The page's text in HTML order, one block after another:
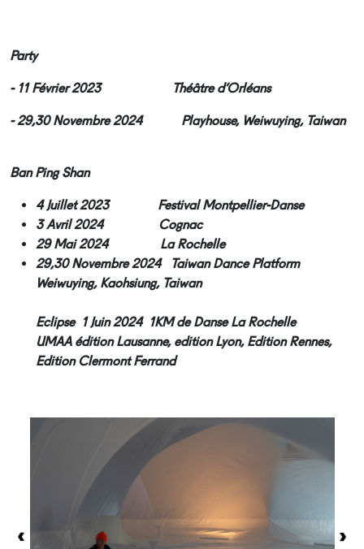
Party
- 11 Février 2023 Théâtre d’Orléans
- 29,30 Novembre 2024 Playhouse, Weiwuying, Taiwan
Ban Ping Shan
4 Juillet 2023 Festival Montpellier-Danse
3 Avril 2024 Cognac
29 Mai 2024 La Rochelle
29,30 Novembre 2024 Taiwan Dance Platform
Weiwuying, Kaohsiung, Taiwan
Eclipse 1 Juin 2024 1KM de Danse La Rochelle
UMAA édition Lausanne, edition Lyon, Edition Rennes,
Edition Clermont Ferrand